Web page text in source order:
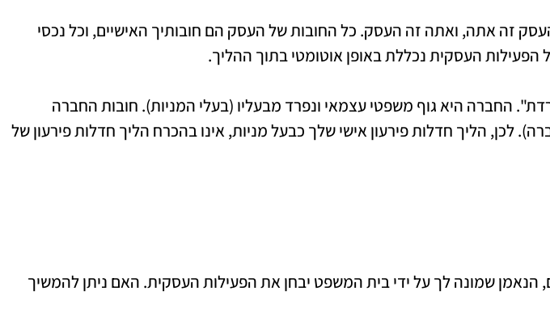
זה אתה, ואתה זה העסק. כל החובות של העסק הם חובותיך האישיים, וכל נכסי
הפעילות העסקית נכללת באופן אוטומטי בתוך ההליך.
החברה היא גוף משפטי עצמאי ונפרד מבעליו (בעלי המניות). חובות החברה
לכן, הליך חדלות פירעון אישי שלך כבעל מניות, אינו בהכרח הליך חדלות פירעון של
הנאמן שמונה לך על ידי בית המשפט יבחן את הפעילות העסקית. האם ניתן להמשיך